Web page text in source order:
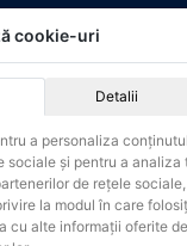
fi achizitionate si in
cookie-uri
Detalii
a personaliza
sociale și pentru a analiza
de rețele
la modul în care
cu alte informații oferite